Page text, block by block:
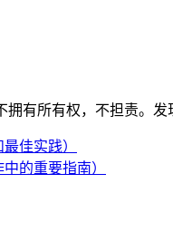
有所有权，不担责。
佳实践）
的重要指南）